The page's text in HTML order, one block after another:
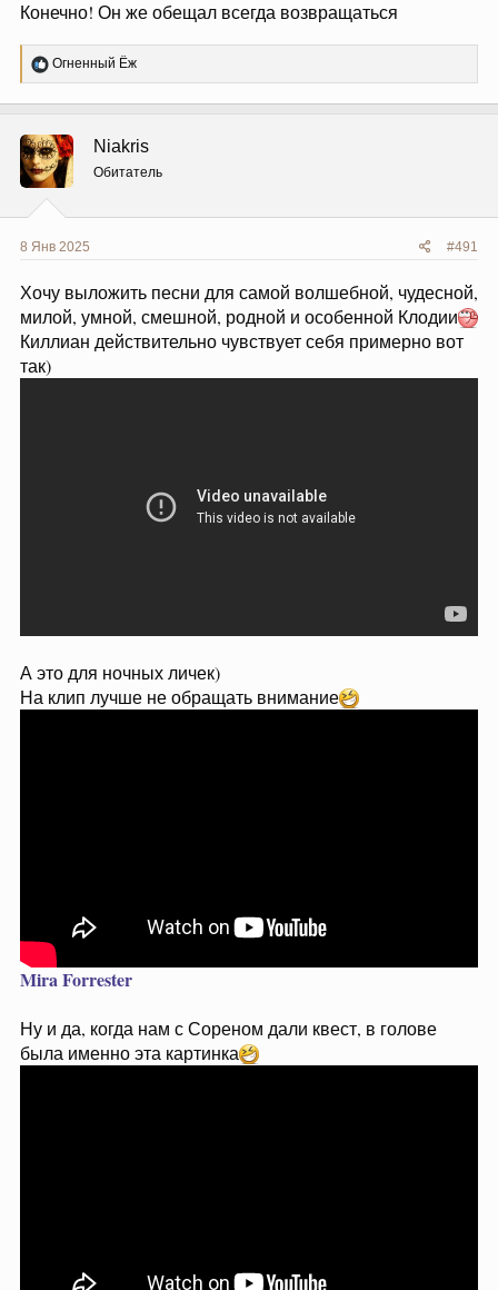
Конечно! Он же обещал всегда возвращаться
Р
е
ц
и
и
:
Огненный Ёж
Niakris
Обитатель
8 Янв 2025 #491
Хочу выложить песни для самой волшебной, чудесной,
милой, умной, смешной, родной и особенной Клодии
Киллиан действительно чувствует себя примерно вот
так)
А это для ночных личек)
На клип лучше не обращать внимание
Mira Forrester
Ну и да, когда нам с Сореном дали квест, в голове
была именно эта картинка